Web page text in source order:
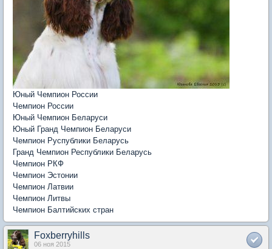
Юный Чемпион России
Чемпион России
Юный Чемпион Беларуси
Юный Гранд Чемпион Беларуси
Чемпион Руспублики Беларусь
Гранд Чемпион Республики Беларусь
Чемпион РКФ
Чемпион Эстонии
Чемпион Латвии
Чемпион Литвы
Чемпион Балтийских стран
Foxberryhills
06 ноя 2015